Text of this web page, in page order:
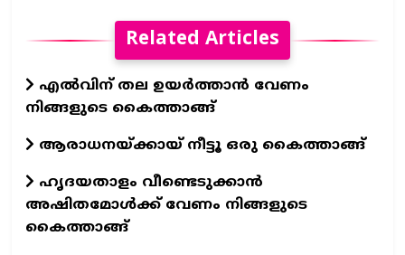
Related Articles
എൽവിന് തല ഉയർത്താൻ വേണം
നിങ്ങളുടെ കൈത്താങ്ങ്
ആരാധനയ്‌ക്കായ്‌ നീട്ടൂ ഒരു കൈത്താങ്ങ്‌
ഹൃദയതാളം വീണ്ടെടുക്കാന്‍
അഷിതമോള്‍ക്ക്‌ വേണം നിങ്ങളുടെ
കൈത്താങ്ങ്‌